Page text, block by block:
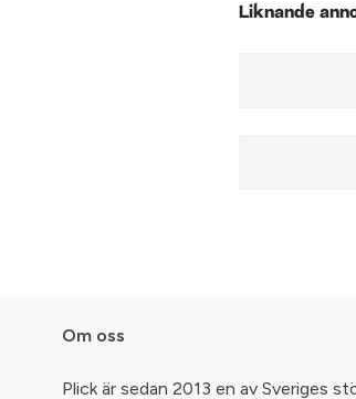
Liknande
Om oss
Plick är sedan 2013 en av Sveriges